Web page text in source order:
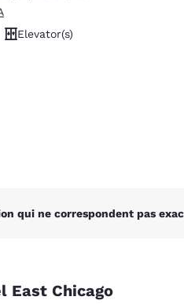
Elevator(s)
qui ne correspondent pas
East Chicago